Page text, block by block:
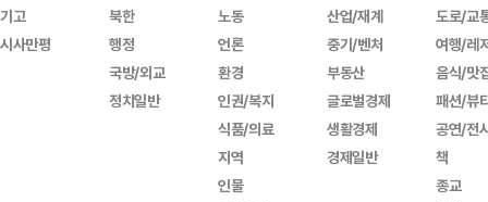
기고
시사만평
북한
행정
국방/외교
정치일반
노동
언론
환경
인권/복지
식품/의료
지역
인물
산업/재계
중기/벤처
부동산
글로벌경제
생활경제
경제일반
도로/교
여행/레
음식/맛
패션/뷰
공연/전
책
종교